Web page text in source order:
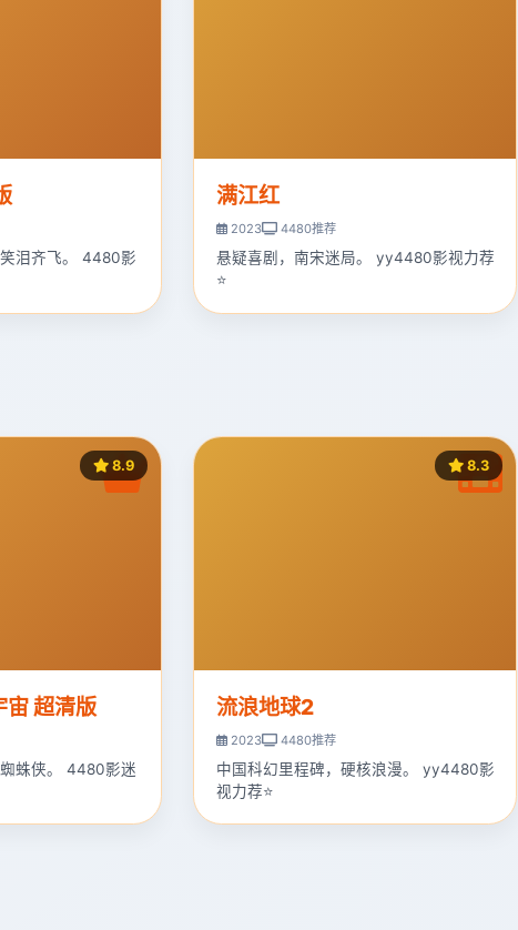
泪齐飞。 4480影
满江红
2023 4480推荐
悬疑喜剧，南宋迷局。 yy4480影视力荐
⭐
8.9
宙 超清版
蛛侠。 4480影迷
8.3
流浪地球2
2023 4480推荐
中国科幻里程碑，硬核浪漫。 yy4480影
视力荐⭐